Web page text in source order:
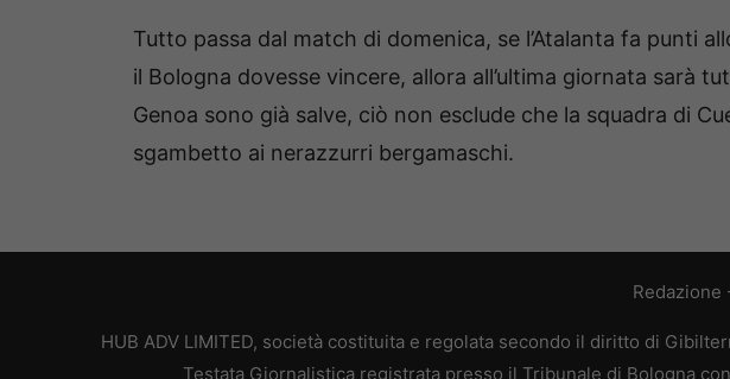
Tutto passa dal match di domenica, se l’Atalanta fa punti
il Bologna dovesse vincere, allora all’ultima giornata sarà
Genoa sono già salve, ciò non esclude che la squadra di
sgambetto ai nerazzurri bergamaschi.
Redazione
HUB ADV LIMITED, società costituita e regolata secondo il diritto di
Testata Giornalistica registrata presso il Tribunale di Bologna